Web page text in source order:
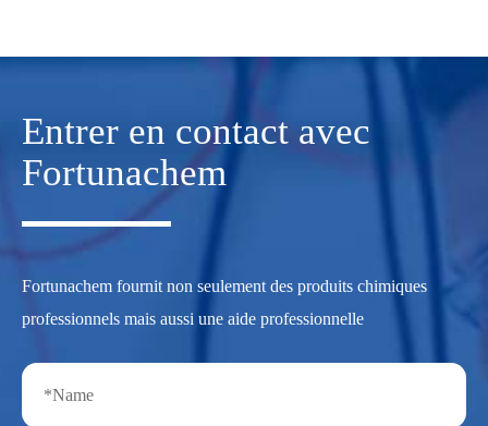
Entrer en contact avec
Fortunachem
Fortunachem fournit non seulement des produits chimiques
professionnels mais aussi une aide professionnelle